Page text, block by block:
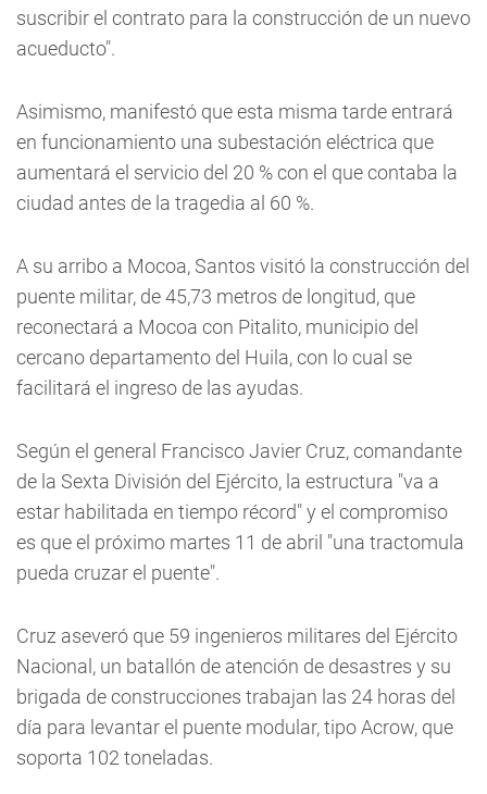
suscribir el contrato para la construcción de un nuevo
acueducto".
Asimismo, manifestó que esta misma tarde entrará
en funcionamiento una subestación eléctrica que
aumentará el servicio del 20 % con el que contaba la
ciudad antes de la tragedia al 60 %.
A su arribo a Mocoa, Santos visitó la construcción del
puente militar, de 45,73 metros de longitud, que
reconectará a Mocoa con Pitalito, municipio del
cercano departamento del Huila, con lo cual se
facilitará el ingreso de las ayudas.
Según el general Francisco Javier Cruz, comandante
de la Sexta División del Ejército, la estructura "va a
estar habilitada en tiempo récord" y el compromiso
es que el próximo martes 11 de abril "una tractomula
pueda cruzar el puente".
Cruz aseveró que 59 ingenieros militares del Ejército
Nacional, un batallón de atención de desastres y su
brigada de construcciones trabajan las 24 horas del
día para levantar el puente modular, tipo Acrow, que
soporta 102 toneladas.